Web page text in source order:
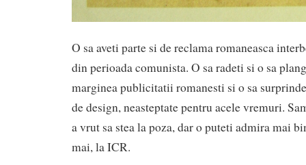
O sa aveti parte si de reclama romaneasca
din perioada comunista. O sa radeti si o sa
marginea publicitatii romanesti si o sa
de design, neasteptate pentru acele vremuri.
a vrut sa stea la poza, dar o puteti admira mai
mai, la ICR.